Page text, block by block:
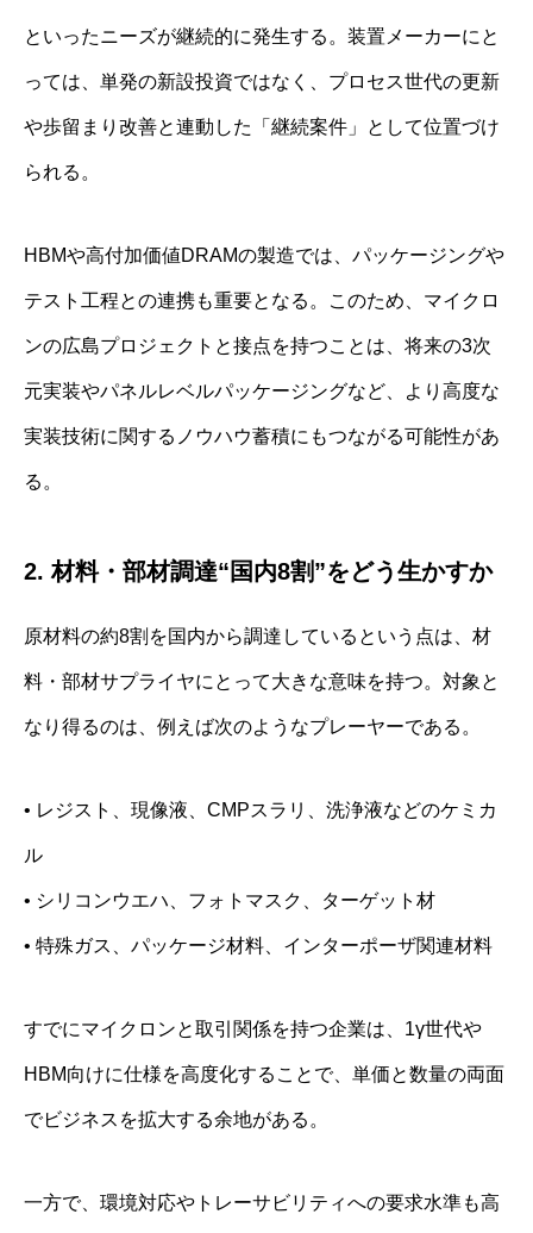
といったニーズが継続的に発生する。装置メーカーにと
っては、単発の新設投資ではなく、プロセス世代の更新
や歩留まり改善と連動した「継続案件」として位置づけ
られる。
HBMや高付加価値DRAMの製造では、パッケージングや
テスト工程との連携も重要となる。このため、マイクロ
ンの広島プロジェクトと接点を持つことは、将来の3次
元実装やパネルレベルパッケージングなど、より高度な
実装技術に関するノウハウ蓄積にもつながる可能性があ
る。
2. 材料・部材調達“国内8割”をどう生かすか
原材料の約8割を国内から調達しているという点は、材
料・部材サプライヤにとって大きな意味を持つ。対象と
なり得るのは、例えば次のようなプレーヤーである。
• レジスト、現像液、CMPスラリ、洗浄液などのケミカ
ル
• シリコンウエハ、フォトマスク、ターゲット材
• 特殊ガス、パッケージ材料、インターポーザ関連材料
すでにマイクロンと取引関係を持つ企業は、1γ世代や
HBM向けに仕様を高度化することで、単価と数量の両面
でビジネスを拡大する余地がある。
一方で、環境対応やトレーサビリティへの要求水準も高